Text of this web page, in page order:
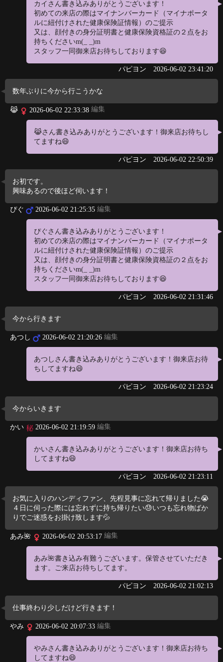
カイさん書き込みありがとうございます！
初めての来店の際はマイナンバーカード（マイナポータ
ルに紐付けされた健康保険証情報）のご提示
又は、顔付きの身分証明書と健康保険資格証の２点をお
持ちくださいm(_ _)m
スタッフ一同御来店お待ちしております😆
パピヨン 2026-06-02 23:41:20
数年ぶりに今から行こうかな
😹 2026-06-02 22:33:38 編集
😹さん書き込みありがとうございます！御来店お待ちし
てますね😄
パピヨン 2026-06-02 22:50:39
お初です。
興味あるので後ほど伺います！
ぴぐ 2026-06-02 21:25:35 編集
ぴぐさん書き込みありがとうございます！
初めての来店の際はマイナンバーカード（マイナポータ
ルに紐付けされた健康保険証情報）のご提示
又は、顔付きの身分証明書と健康保険資格証の２点をお
持ちくださいm(_ _)m
スタッフ一同御来店お待ちしております😆
パピヨン 2026-06-02 21:31:46
今から行きます
あつし 2026-06-02 21:20:26 編集
あつしさん書き込みありがとうございます！御来店お待
ちしてますね😄
パピヨン 2026-06-02 21:23:24
今からいきます
かい 2026-06-02 21:19:59 編集
かいさん書き込みありがとうございます！御来店お待ち
してますね😄
パピヨン 2026-06-02 21:23:11
お気に入りのハンディファン、先程見事に忘れて帰りました😭
４日に伺った際には忘れずに持ち帰りたい😓いつも忘れ物ばか
りでご迷惑をお掛け致します💦
あみ🌺 2026-06-02 20:53:17 編集
あみ🌺書き込み有難うございます。保管させていただき
ます。ご来店お待ちしてます。
パピヨン 2026-06-02 21:02:13
仕事終わり少しだけど行きます！
やみ 2026-06-02 20:07:33 編集
やみさん書き込みありがとうございます！御来店お待ち
してますね😄